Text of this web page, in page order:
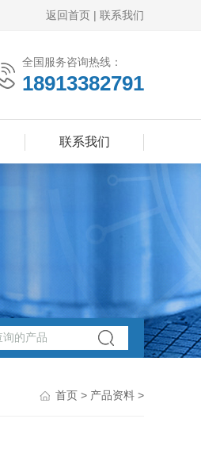
返回首页 | 联系我们
全国服务咨询热线：
18913382791
联系我们
首页 > 产品资料 >